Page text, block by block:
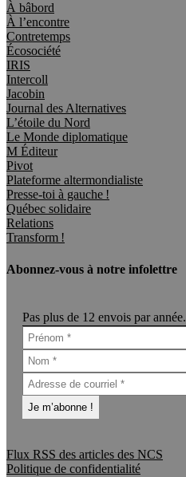
À bâbord
À l’encontre
Contretemps
Écosociété
IRIS
Intercoll
Jacobin
Journal des Alternatives
L’étoile du Nord
Le Monde diplomatique
M Éditeur
Pivot
Plateforme altermondialiste
Presse-toi à gauche !
Québec solidaire
Relations
Transform !
Abonnez-vous à notre infolettre
Pas plus de 12 envois par année.
Flux RSS des articles des NCS
Politique de confidentialité